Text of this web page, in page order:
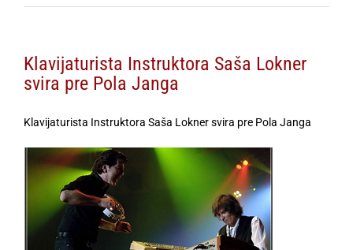
Klavijaturista Instruktora Saša Lokner
svira pre Pola Janga
Klavijaturista Instruktora Saša Lokner svira pre Pola Janga